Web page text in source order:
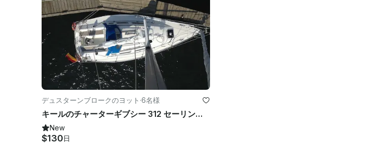
デュスターンブロークのヨット ·6名様
キールのチャーターギブシー 312 セーリングヨット
New
$130日